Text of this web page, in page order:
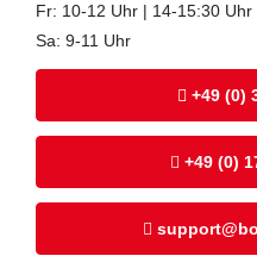
Fr: 10-12 Uhr | 14-15:30 Uhr
Sa: 9-11 Uhr
+49 (0)
+49 (0)